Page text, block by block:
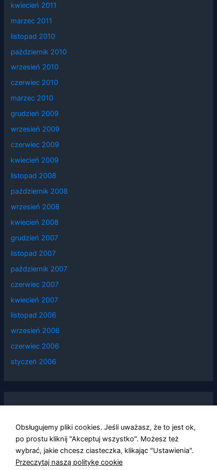
kwiecień 2011
marzec 2011
listopad 2010
październik 2010
wrzesień 2010
czerwiec 2010
marzec 2010
grudzień 2009
wrzesień 2009
czerwiec 2009
kwiecień 2009
listopad 2008
październik 2008
wrzesień 2008
kwiecień 2008
grudzień 2007
listopad 2007
październik 2007
czerwiec 2007
kwiecień 2007
listopad 2006
wrzesień 2006
czerwiec 2006
styczeń 2006
Informacje
Relacje
Obsługujemy pliki cookies. Jeśli uważasz, że to jest ok,
po prostu kliknij "Akceptuj wszystko". Możesz też
wybrać, jakie chcesz ciasteczka, klikając "Ustawienia".
Przeczytaj naszą politykę cookie